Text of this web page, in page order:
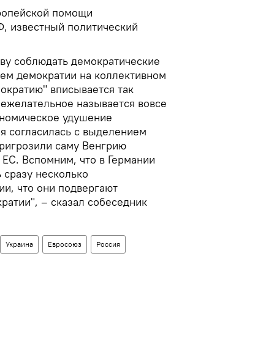
помощи
известный политический
соблюдать демократические
демократии на коллективном
вписывается так
называется вовсе
удушение
согласилась с выделением
саму Венгрию
Вспомним, что в Германии
несколько
что они подвергают
– сказал собеседник
Украина Евросоюз Россия